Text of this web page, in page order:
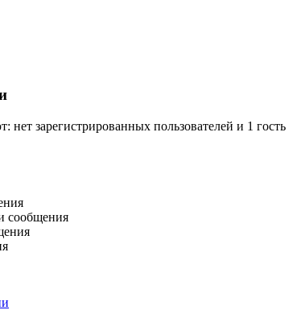
нет зарегистрированных пользователей и 1 гость
сообщения